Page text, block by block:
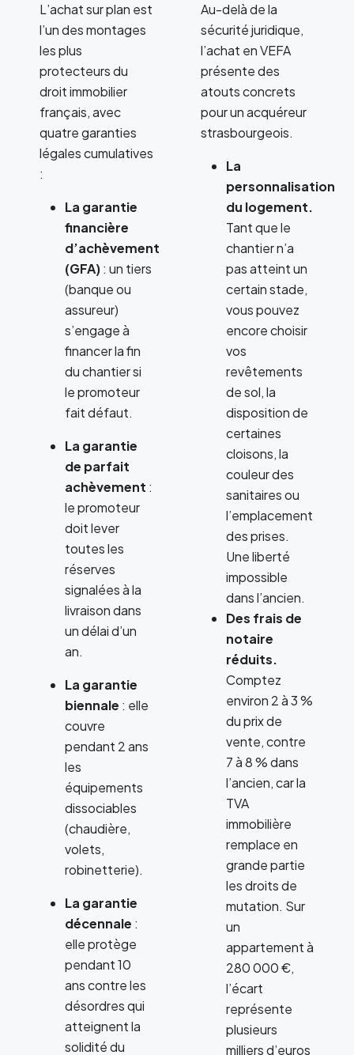
L’achat sur plan est
l’un des montages
les plus
protecteurs du
droit immobilier
français, avec
quatre garanties
légales cumulatives
:
La garantie
financière
d’achèvement
(GFA): un tiers
(banque ou
assureur)
s’engage à
financer la fin
du chantier si
le promoteur
fait défaut.
La garantie
de parfait
achèvement :
le promoteur
doit lever
toutes les
réserves
signalées à la
livraison dans
un délai d’un
an.
La garantie
biennale : elle
couvre
pendant 2 ans
les
équipements
dissociables
(chaudière,
volets,
robinetterie).
La garantie
décennale :
elle protège
pendant 10
ans contre les
désordres qui
atteignent la
solidité du
Au-delà de la
sécurité juridique,
l’achat en VEFA
présente des
atouts concrets
pour un acquéreur
strasbourgeois.
La
personnalisation
du logement.
Tant que le
chantier n’a
pas atteint un
certain stade,
vous pouvez
encore choisir
vos
revêtements
de sol, la
disposition de
certaines
cloisons, la
couleur des
sanitaires ou
l’emplacement
des prises.
Une liberté
impossible
dans l’ancien.
Des frais de
notaire
réduits.
Comptez
environ 2 à 3 %
du prix de
vente, contre
7 à 8 % dans
l’ancien, car la
TVA
immobilière
remplace en
grande partie
les droits de
mutation. Sur
un
appartement à
280 000 €,
l’écart
représente
plusieurs
milliers d’euros